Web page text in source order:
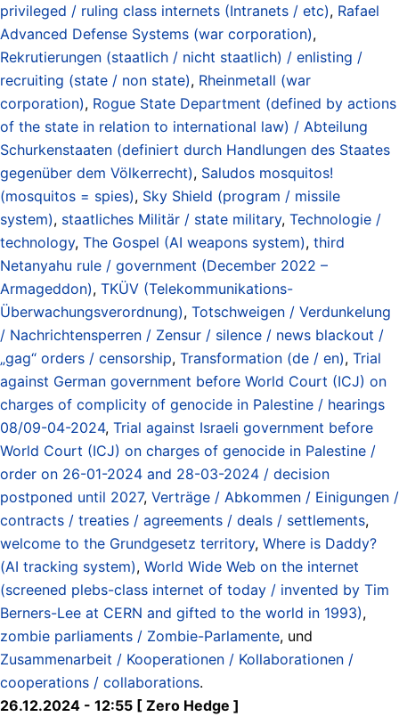
privileged / ruling class internets (Intranets / etc), Rafael
Advanced Defense Systems (war corporation),
Rekrutierungen (staatlich / nicht staatlich) / enlisting /
recruiting (state / non state), Rheinmetall (war
corporation), Rogue State Department (defined by actions
of the state in relation to international law) / Abteilung
Schurkenstaaten (definiert durch Handlungen des Staates
gegenüber dem Völkerrecht), Saludos mosquitos!
(mosquitos = spies), Sky Shield (program / missile
system), staatliches Militär / state military, Technologie /
technology, The Gospel (AI weapons system), third
Netanyahu rule / government (December 2022 –
Armageddon), TKÜV (Telekommunikations-
Überwachungsverordnung), Totschweigen / Verdunkelung
/ Nachrichtensperren / Zensur / silence / news blackout /
„gag“ orders / censorship, Transformation (de / en), Trial
against German government before World Court (ICJ) on
charges of complicity of genocide in Palestine / hearings
08/09-04-2024, Trial against Israeli government before
World Court (ICJ) on charges of genocide in Palestine /
order on 26-01-2024 and 28-03-2024 / decision
postponed until 2027, Verträge / Abkommen / Einigungen /
contracts / treaties / agreements / deals / settlements,
welcome to the Grundgesetz territory, Where is Daddy?
(AI tracking system), World Wide Web on the internet
(screened plebs-class internet of today / invented by Tim
Berners-Lee at CERN and gifted to the world in 1993),
zombie parliaments / Zombie-Parlamente, und
Zusammenarbeit / Kooperationen / Kollaborationen /
cooperations / collaborations.
26.12.2024 - 12:55 [ Zero Hedge ]